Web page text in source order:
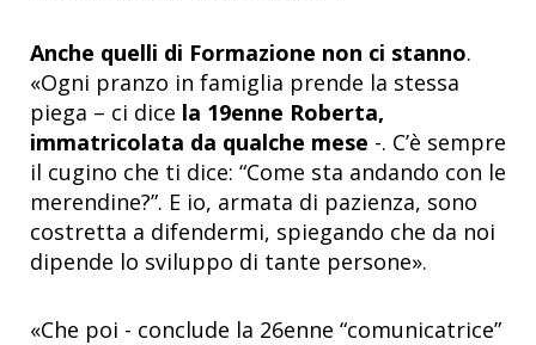
Anche quelli di Formazione non ci stanno.
«Ogni pranzo in famiglia prende la stessa
piega – ci dice la 19enne Roberta,
immatricolata da qualche mese -. C’è sempre
il cugino che ti dice: “Come sta andando con le
merendine?”. E io, armata di pazienza, sono
costretta a difendermi, spiegando che da noi
dipende lo sviluppo di tante persone».
«Che poi - conclude la 26enne “comunicatrice”